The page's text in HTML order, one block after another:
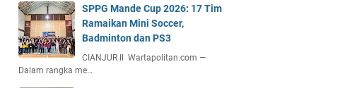
SPPG Mande Cup 2026: 17 Tim
Ramaikan Mini Soccer,
Badminton dan PS3
CIANJUR ll Wartapolitan.com —
Dalam rangka me…